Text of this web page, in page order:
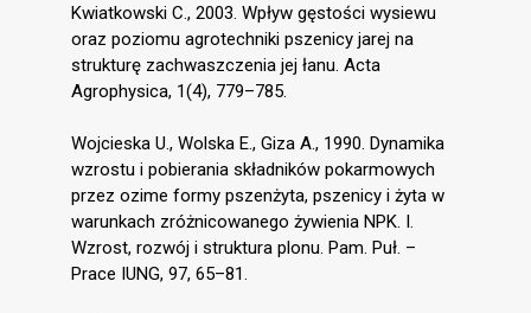
Kwiatkowski C., 2003. Wpływ gęstości wysiewu
oraz poziomu agrotechniki pszenicy jarej na
strukturę zachwaszczenia jej łanu. Acta
Agrophysica, 1(4), 779–785.
Wojcieska U., Wolska E., Giza A., 1990. Dynamika
wzrostu i pobierania składników pokarmowych
przez ozime formy pszenżyta, pszenicy i żyta w
warunkach zróżnicowanego żywienia NPK. I.
Wzrost, rozwój i struktura plonu. Pam. Puł. –
Prace IUNG, 97, 65–81.